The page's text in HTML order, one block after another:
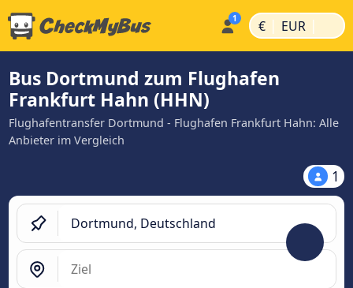
€ | EUR |
Bus Dortmund zum Flughafen
Frankfurt Hahn (HHN)
Flughafentransfer Dortmund - Flughafen Frankfurt Hahn: Alle
Anbieter im Vergleich
1